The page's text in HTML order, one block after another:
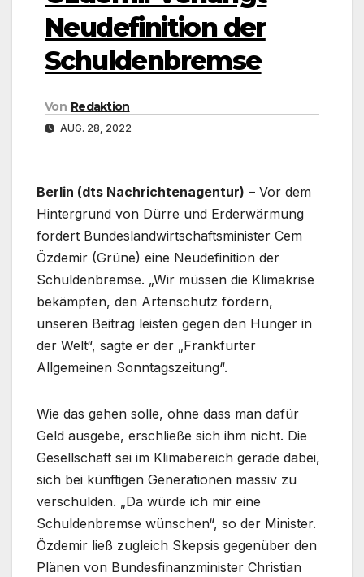
Neudefinition der
Schuldenbremse
Von Redaktion
AUG. 28, 2022
Berlin (dts Nachrichtenagentur) – Vor dem
Hintergrund von Dürre und Erderwärmung
fordert Bundeslandwirtschaftsminister Cem
Özdemir (Grüne) eine Neudefinition der
Schuldenbremse. „Wir müssen die Klimakrise
bekämpfen, den Artenschutz fördern,
unseren Beitrag leisten gegen den Hunger in
der Welt“, sagte er der „Frankfurter
Allgemeinen Sonntagszeitung“.
Wie das gehen solle, ohne dass man dafür
Geld ausgebe, erschließe sich ihm nicht. Die
Gesellschaft sei im Klimabereich gerade dabei,
sich bei künftigen Generationen massiv zu
verschulden. „Da würde ich mir eine
Schuldenbremse wünschen“, so der Minister.
Özdemir ließ zugleich Skepsis gegenüber den
Plänen von Bundesfinanzminister Christian